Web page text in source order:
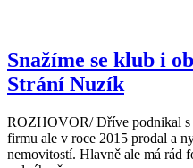
Snažíme se klub i
Strání Nuzík
ROZHOVOR/ Dříve podnikal s
firmu ale v roce 2015 prodal a
nemovitostí. Hlavně ale má rád